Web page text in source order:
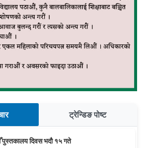
ट्रेन्डिङ पोष्ट
पुस्तकालय दिवस भदौ १५ गते